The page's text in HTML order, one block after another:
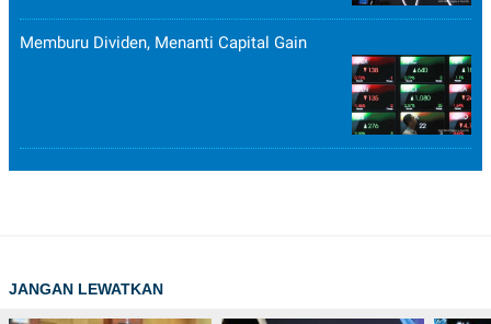
Memburu Dividen, Menanti Capital Gain
JANGAN LEWATKAN